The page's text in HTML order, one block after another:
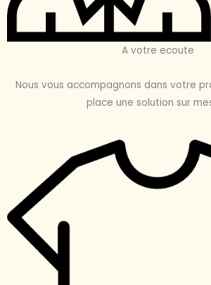
A votre ecoute
Nous vous accompagnons dans votre
place une solution sur